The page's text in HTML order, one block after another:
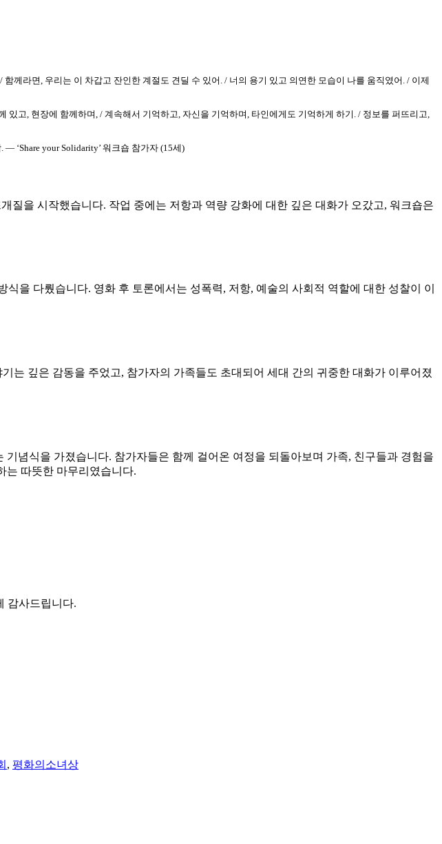
께라면, 우리는 이 차갑고 잔인한 계절도 견딜 수 있어. / 너의 용기 있고 의연한 모습이 나를 움직였어. / 이제
고, 현장에 함께하며, / 계속해서 기억하고, 자신을 기억하며, 타인에게도 기억하게 하기. / 정보를 퍼뜨리고,
‘Share your Solidarity’ 워크숍 참가자 (15세)
을 시작했습니다. 작업 중에는 저항과 역량 강화에 대한 깊은 대화가 오갔고, 워크숍은
식을 다뤘습니다. 영화 후 토론에서는 성폭력, 저항, 예술의 사회적 역할에 대한 성찰이 이
는 깊은 감동을 주었고, 참가자의 가족들도 초대되어 세대 간의 귀중한 대화가 이루어졌
념식을 가졌습니다. 참가자들은 함께 걸어온 여정을 되돌아보며 가족, 친구들과 경험을
는 따뜻한 마무리였습니다.
감사드립니다.
, 평화의소녀상